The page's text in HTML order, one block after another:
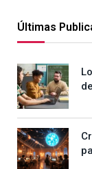
Últimas